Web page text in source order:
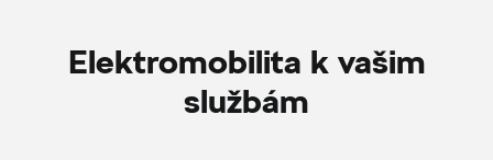
Elektromobilita k vašim
službám